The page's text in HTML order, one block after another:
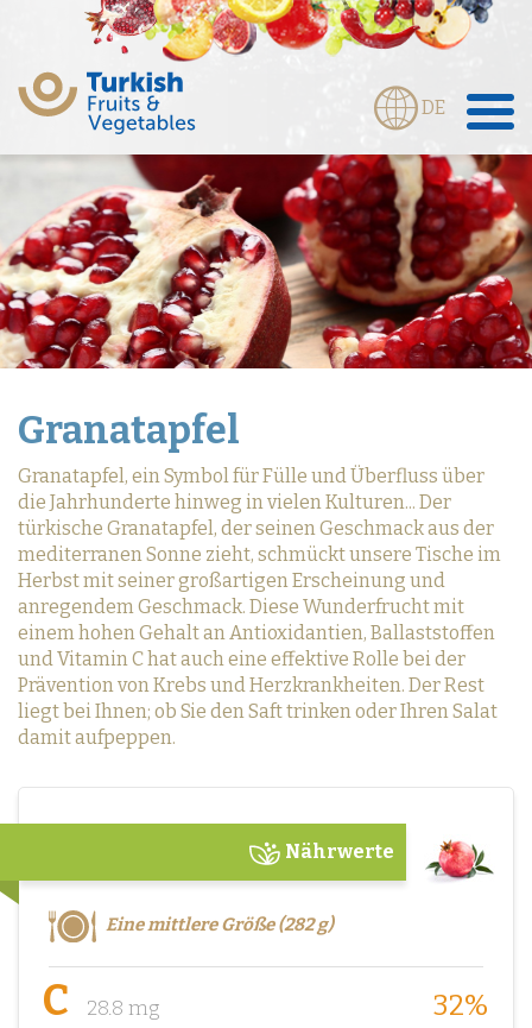
DE
Granatapfel
Granatapfel, ein Symbol für Fülle und Überfluss über
die Jahrhunderte hinweg in vielen Kulturen... Der
türkische Granatapfel, der seinen Geschmack aus der
mediterranen Sonne zieht, schmückt unsere Tische im
Herbst mit seiner großartigen Erscheinung und
anregendem Geschmack. Diese Wunderfrucht mit
einem hohen Gehalt an Antioxidantien, Ballaststoffen
und Vitamin C hat auch eine effektive Rolle bei der
Prävention von Krebs und Herzkrankheiten. Der Rest
liegt bei Ihnen; ob Sie den Saft trinken oder Ihren Salat
damit aufpeppen.
Nährwerte
Eine mittlere Größe (282 g)
C 28.8 mg 32%